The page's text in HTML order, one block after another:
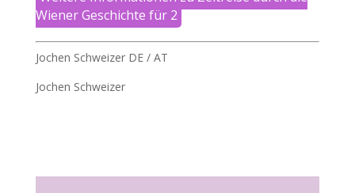
Wiener Geschichte für 2
Jochen Schweizer DE / AT
Jochen Schweizer